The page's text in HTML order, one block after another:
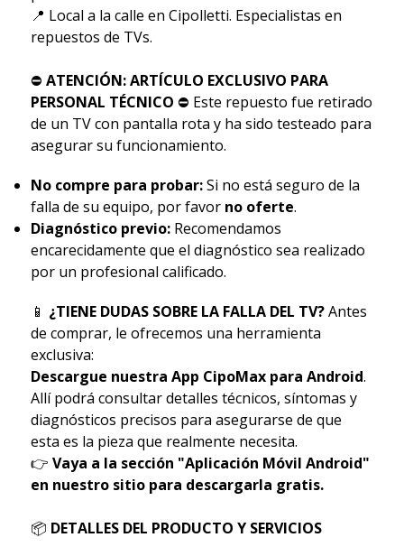
📍 Local a la calle en Cipolletti. Especialistas en
repuestos de TVs.
⛔ ATENCIÓN: ARTÍCULO EXCLUSIVO PARA
PERSONAL TÉCNICO ⛔ Este repuesto fue retirado
de un TV con pantalla rota y ha sido testeado para
asegurar su funcionamiento.
No compre para probar:Si no está seguro de la
falla de su equipo, por favor no oferte.
Diagnóstico previo:Recomendamos
encarecidamente que el diagnóstico sea realizado
por un profesional calificado.
📱 ¿TIENE DUDAS SOBRE LA FALLA DEL TV?Antes
de comprar, le ofrecemos una herramienta
exclusiva:
Descargue nuestra App CipoMax para Android.
Allí podrá consultar detalles técnicos, síntomas y
diagnósticos precisos para asegurarse de que
esta es la pieza que realmente necesita.
👉 Vaya a la sección "Aplicación Móvil Android"
en nuestro sitio para descargarla gratis.
📦 DETALLES DEL PRODUCTO Y SERVICIOS